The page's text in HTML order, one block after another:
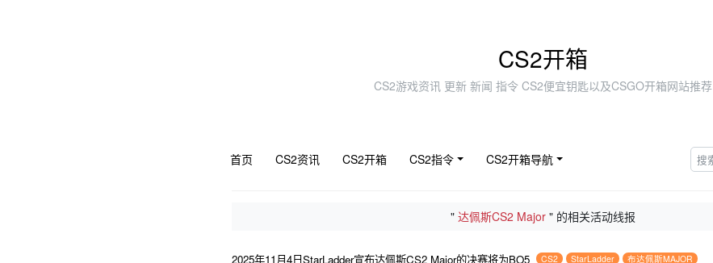
CS2开箱
CS2游戏资讯 更新 新闻 指令 CS2便宜钥匙以及CSGO开箱网站推荐
首页 CS2资讯 CS2开箱 CS2指令 CS2开箱导航
"达佩斯CS2 Major " 的相关活动线报
2025年11月4日StarLadder宣布达佩斯CS2 Major的决赛将为BO5 CS2 StarLadder
布达佩斯MAJOR